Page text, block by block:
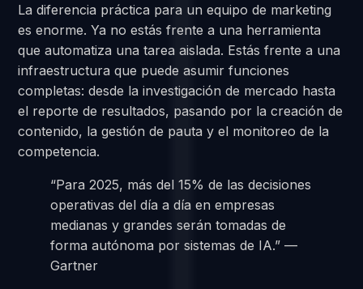
La diferencia práctica para un equipo de marketing
es enorme. Ya no estás frente a una herramienta
que automatiza una tarea aislada. Estás frente a una
infraestructura que puede asumir funciones
completas: desde la investigación de mercado hasta
el reporte de resultados, pasando por la creación de
contenido, la gestión de pauta y el monitoreo de la
competencia.
“Para 2025, más del 15% de las decisiones
operativas del día a día en empresas
medianas y grandes serán tomadas de
forma autónoma por sistemas de IA.” —
Gartner